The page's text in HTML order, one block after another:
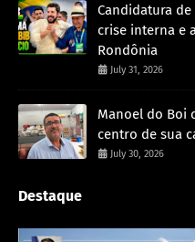
Candidatura
crise interna e
Rondônia
July 31, 2026
Manoel do Boi
centro de sua
July 30, 2026
Destaque